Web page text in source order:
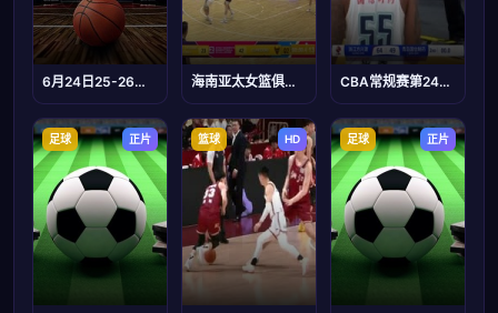
6月24日25-26赛季全国青年篮球联赛 山东U21 99VS54 新疆天山 海南亚太女篮俱乐部邀请赛 北京首钢首侨VS东莞新彤盛 20240928 CBA常规赛第24轮 浙江方兴渡VS青岛国信制药 20241230
足球 正片 篮球 HD 足球 正片